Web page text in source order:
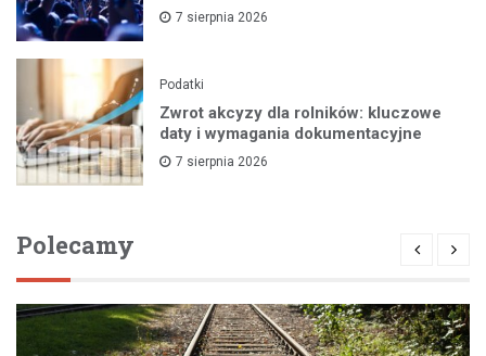
7 sierpnia 2026
Podatki
Zwrot akcyzy dla rolników: kluczowe
daty i wymagania dokumentacyjne
7 sierpnia 2026
Polecamy